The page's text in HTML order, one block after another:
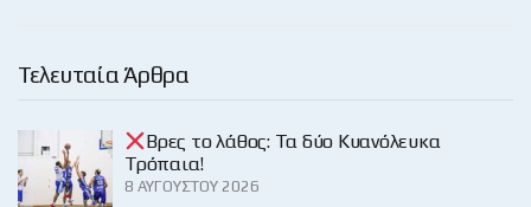
Τελευταία Άρθρα
Βρες το λάθος: Τα δύο Κυανόλευκα
Τρόπαια!
8 ΑΥΓΟΎΣΤΟΥ 2026